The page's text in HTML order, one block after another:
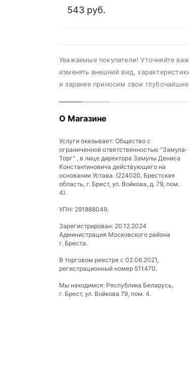
543 руб.
Уважаемые покупатели! Уточняйте
изменять внешний вид,
и заранее приносим свои
О Магазине
Услуги оказывает: Общество с
ограниченной ответственностью "Замула-
Торг" , в лице директора Замулы Дениса
Константиновича действующего на
основании Устава. (224020, Брестская
область, г. Брест, ул. Войкова, д. 79, пом.
4).
УПН: 291888049.
Зарегистрирован: 20.12.2024
Администрация Московского района
г. Бреста.
В торговом реестре с 02.06.2021,
регистрационный номер 511470.
Мы находимся: Республика Беларусь,
г. Брест, ул. Войкова 79, пом. 4.